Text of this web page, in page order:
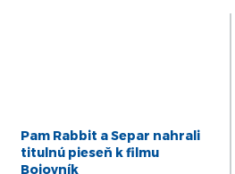
Pam Rabbit a Separ nahrali
titulnú pieseň k filmu
Bojovník